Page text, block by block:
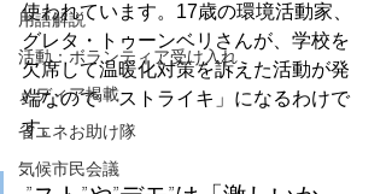
用語解説
活動：ボランティア受け入れ
メディア掲載
省エネお助け隊
気候市民会議
使われています。17歳の環境活動家、
グレタ・トゥーンベリさんが、学校を
欠席して温暖化対策を訴えた活動が発
端なので「ストライキ」になるわけで
す。